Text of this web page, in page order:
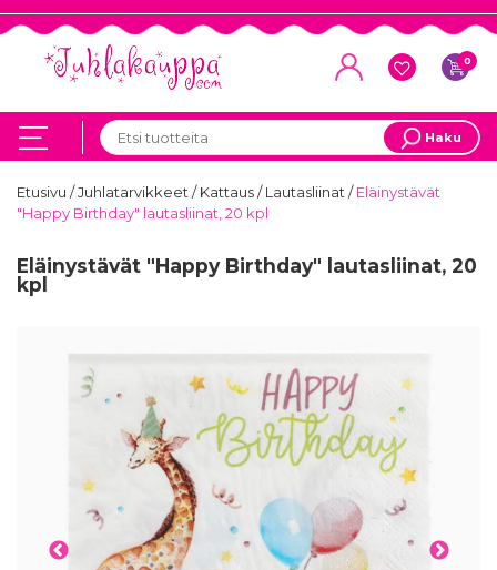
0
Haku
Etusivu /Juhlatarvikkeet/Kattaus/Lautasliinat/Eläinystävät
"Happy Birthday" lautasliinat, 20 kpl
Eläinystävät "Happy Birthday" lautasliinat, 20
kpl